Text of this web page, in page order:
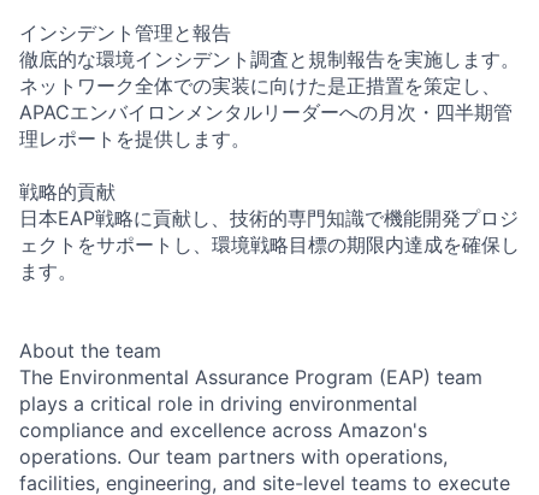
インシデント管理と報告
徹底的な環境インシデント調査と規制報告を実施します。
ネットワーク全体での実装に向けた是正措置を策定し、
APACエンバイロンメンタルリーダーへの月次・四半期管
理レポートを提供します。
戦略的貢献
日本EAP戦略に貢献し、技術的専門知識で機能開発プロジ
ェクトをサポートし、環境戦略目標の期限内達成を確保し
ます。
About the team
The Environmental Assurance Program (EAP) team
plays a critical role in driving environmental
compliance and excellence across Amazon's
operations. Our team partners with operations,
facilities, engineering, and site-level teams to execute